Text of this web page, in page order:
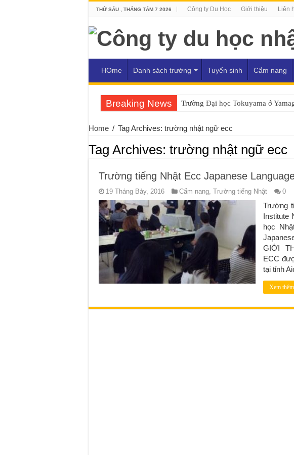
THỨ SÁU , THÁNG TÁM 7 2026 Công ty Du Học Giới thiệu Liên
HOme Danh sách trường Tuyển sinh Cẩm nang
Breaking News Trường Đại học Tokuyama ở
Home / Tag Archives: trường nhật ngữ ecc
Tag Archives: trường nhật ngữ ecc
Trường tiếng Nhật Ecc Japanese
19 Tháng Bảy, 2016 Cẩm nang, Trường tiếng Nhật 0
Trường
Institute
học
GIỚI
ECC
tại tỉnh
Xem thêm